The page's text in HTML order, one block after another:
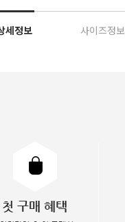
세정보 사이즈정보